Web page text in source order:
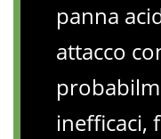
panna
attacco
inefficaci,